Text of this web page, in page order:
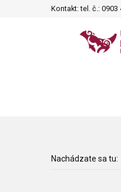
Kontakt: tel. č.: 0903
Nachádzate sa tu: